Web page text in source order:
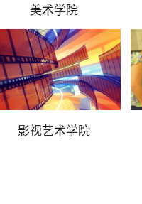
美术学院
影视艺术学院